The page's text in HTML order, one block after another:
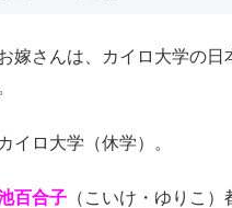
嫁さんは、カイロ大学の日
イロ大学（休学）。
百合子 （こいけ・ゆりこ